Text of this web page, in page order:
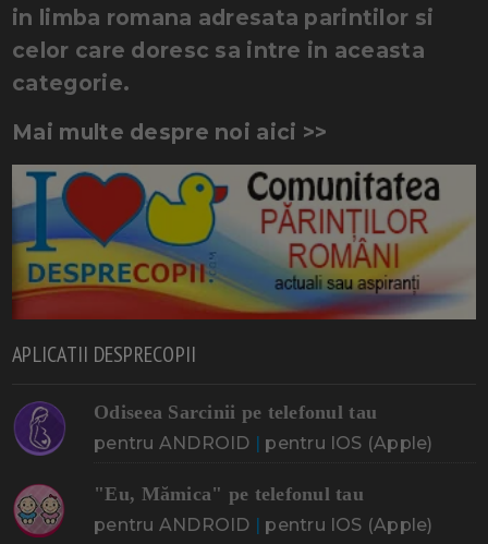
in limba romana adresata parintilor si
celor care doresc sa intre in aceasta
categorie.
Mai multe despre noi aici >>
APLICATII DESPRECOPII
Odiseea Sarcinii pe telefonul tau
pentru ANDROID | pentru IOS (Apple)
"Eu, Mămica" pe telefonul tau
pentru ANDROID | pentru IOS (Apple)